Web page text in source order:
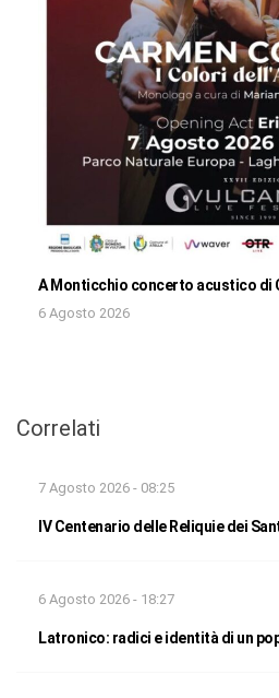
A Monticchio concerto acustico di
6 Agosto 2026
Correlati
7 Agosto 2026 - 08:25
IV Centenario delle Reliquie dei
6 Agosto 2026 - 18:27
Latronico: radici e identità di un